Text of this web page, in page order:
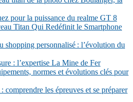
pour la puissance du realme GT 8
Titan Qui Redéfinit le Smartphone
shopping personnalisé : l’évolution du
: l’expertise La Mine de Fer
normes et évolutions clés pour
les épreuves et se préparer